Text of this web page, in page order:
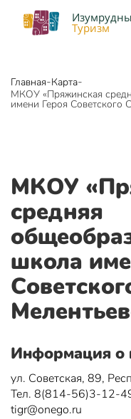
Туризм
Главная-Карта-
МКОУ «Пряжинская
имени Героя Советского
МКОУ
средняя
школа
Информация о
ул. Советская, 89,
Тел. 8(814-56)3-12-
tigr@onego.ru